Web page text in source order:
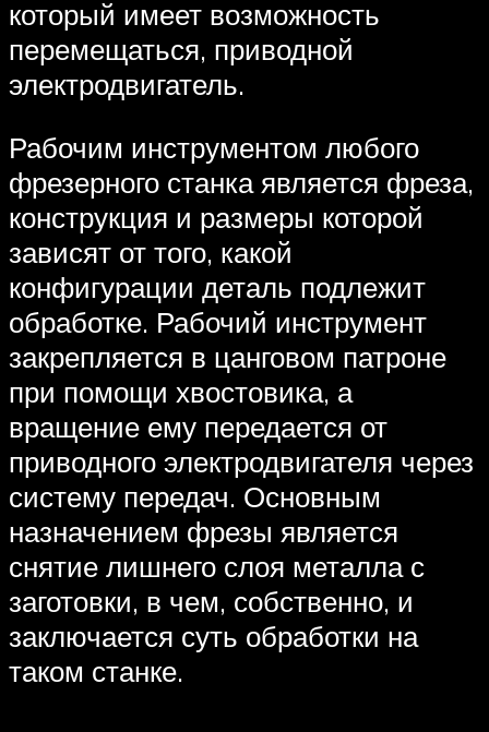
который имеет возможность
перемещаться, приводной
электродвигатель.
Рабочим инструментом любого
фрезерного станка является фреза,
конструкция и размеры которой
зависят от того, какой
конфигурации деталь подлежит
обработке. Рабочий инструмент
закрепляется в цанговом патроне
при помощи хвостовика, а
вращение ему передается от
приводного электродвигателя через
систему передач. Основным
назначением фрезы является
снятие лишнего слоя металла с
заготовки, в чем, собственно, и
заключается суть обработки на
таком станке.